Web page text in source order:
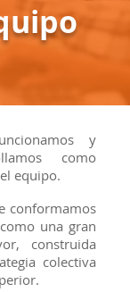
y
como
equipo.
conformamos
una gran
construida
colectiva